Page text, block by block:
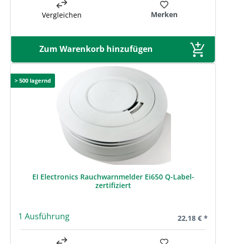
Vergleichen Merken
Zum Warenkorb hinzufügen
> 500 lagernd
EI Electronics Rauchwarnmelder Ei650 Q-Label-
zertifiziert
1 Ausführung Regulärer
22,18 € *